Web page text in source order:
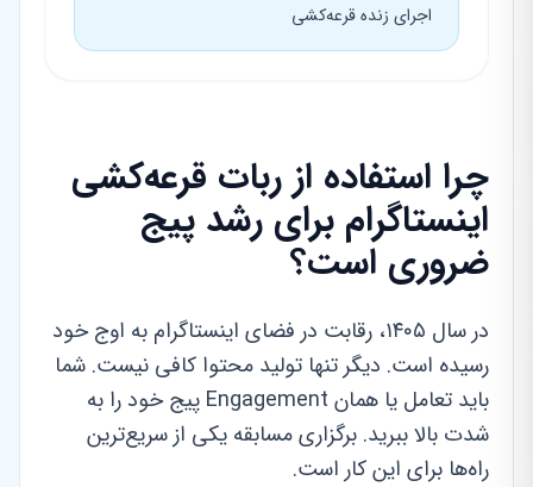
اجرای زنده قرعه‌کشی
چرا استفاده از ربات قرعه‌کشی
اینستاگرام برای رشد پیج
ضروری است؟
در سال ۱۴۰۵، رقابت در فضای اینستاگرام به اوج خود
رسیده است. دیگر تنها تولید محتوا کافی نیست. شما
باید تعامل یا همان Engagement پیج خود را به
شدت بالا ببرید. برگزاری مسابقه یکی از سریع‌ترین
راه‌ها برای این کار است.